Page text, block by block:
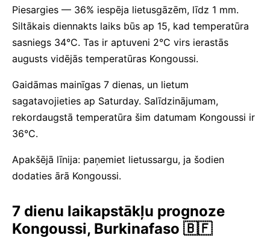
Piesargies — 36% iespēja lietusgāzēm, līdz 1 mm.
Siltākais diennakts laiks būs ap 15, kad temperatūra
sasniegs 34°C. Tas ir aptuveni 2°C virs ierastās
augusts vidējās temperatūras Kongoussi.
Gaidāmas mainīgas 7 dienas, un lietum
sagatavojieties ap Saturday. Salīdzinājumam,
rekordaugstā temperatūra šim datumam Kongoussi ir
36°C.
Apakšējā līnija: paņemiet lietussargu, ja šodien
dodaties ārā Kongoussi.
7 dienu laikapstākļu prognoze
Kongoussi, Burkinafaso 🇧🇫